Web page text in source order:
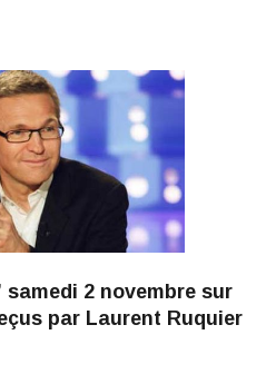
samedi 2 novembre sur
par Laurent Ruquier